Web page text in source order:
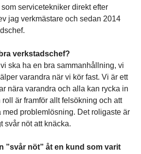
servicetekniker direkt efter
jag verkmästare och sedan 2014
verkstadschef?
ska ha en bra sammanhållning, vi
varandra när vi kör fast. Vi är ett
nära varandra och alla kan rycka in
är framför allt felsökning och att
med problemlösning. Det roligaste är
svår nöt att knäcka.
”svår nöt” åt en kund som varit